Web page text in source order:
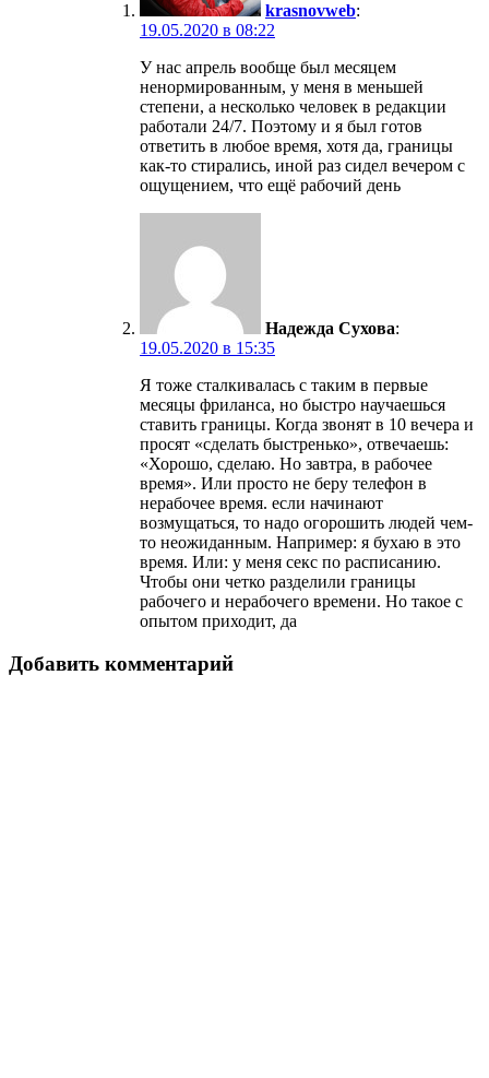
krasnovweb:
19.05.2020 в 08:22
У нас апрель вообще был месяцем
ненормированным, у меня в меньшей
степени, а несколько человек в редакции
работали 24/7. Поэтому и я был готов
ответить в любое время, хотя да, границы
как-то стирались, иной раз сидел вечером с
ощущением, что ещё рабочий день
Надежда Сухова:
19.05.2020 в 15:35
Я тоже сталкивалась с таким в первые
месяцы фриланса, но быстро научаешься
ставить границы. Когда звонят в 10 вечера и
просят «сделать быстренько», отвечаешь:
«Хорошо, сделаю. Но завтра, в рабочее
время». Или просто не беру телефон в
нерабочее время. если начинают
возмущаться, то надо огорошить людей чем-
то неожиданным. Например: я бухаю в это
время. Или: у меня секс по расписанию.
Чтобы они четко разделили границы
рабочего и нерабочего времени. Но такое с
опытом приходит, да
Добавить комментарий